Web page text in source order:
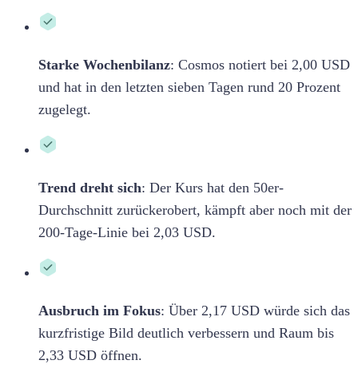
Starke Wochenbilanz: Cosmos notiert bei 2,00 USD
und hat in den letzten sieben Tagen rund 20 Prozent
zugelegt.
Trend dreht sich: Der Kurs hat den 50er-
Durchschnitt zurückerobert, kämpft aber noch mit der
200-Tage-Linie bei 2,03 USD.
Ausbruch im Fokus: Über 2,17 USD würde sich das
kurzfristige Bild deutlich verbessern und Raum bis
2,33 USD öffnen.